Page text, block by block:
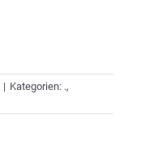
| Kategorien: .,